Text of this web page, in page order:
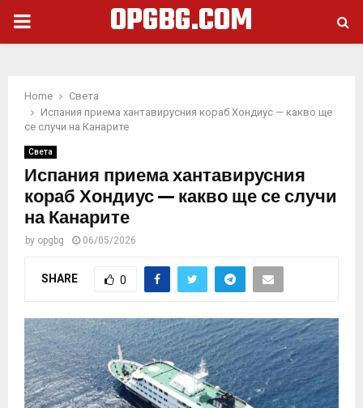
PRIMARY
OPGBG.COM
Home
Света
Испания приема хантавирусния кораб Хондиус — какво ще
се случи на Канарите
Света
Испания приема хантавирусния
кораб Хондиус — какво ще се случи
на Канарите
by opgbg 06/05/2026
SHARE 0